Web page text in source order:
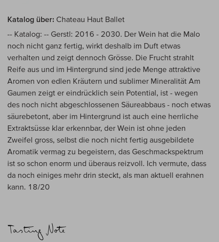
Katalog über: Chateau Haut Ballet
-- Katalog: -- Gerstl: 2016 - 2030. Der Wein hat die Malo
noch nicht ganz fertig, wirkt deshalb im Duft etwas
verhalten und zeigt dennoch Grösse. Die Frucht strahlt
Reife aus und im Hintergrund sind jede Menge attraktive
Aromen von edlen Kräutern und sublimer Mineralität Am
Gaumen zeigt er eindrücklich sein Potential, ist - wegen
des noch nicht abgeschlossenen Säureabbaus - noch etwas
säurebetont, aber im Hintergrund ist auch eine herrliche
Extraktsüsse klar erkennbar, der Wein ist ohne jeden
Zweifel gross, selbst die noch nicht fertig ausgebildete
Aromatik vermag zu begeistern, das Geschmackspektrum
ist so schon enorm und überaus reizvoll. Ich vermute, dass
da noch einiges mehr drin steckt, als man aktuell erahnen
kann. 18/20